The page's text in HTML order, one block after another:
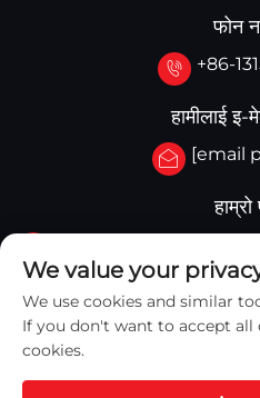
फोन
+86-
हामीलाई इ-
[email
हाम्रो
यिङ्काउ
We value your
We use cookies and similar
If you don't want to accept all
cookies.